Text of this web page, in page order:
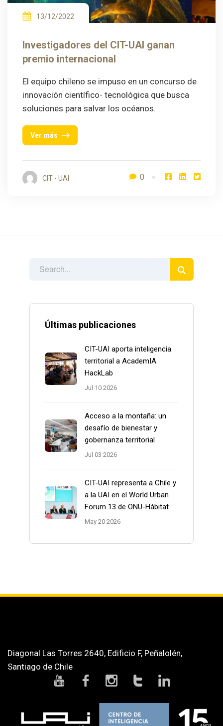
Últimas publicaciones
CIT-UAI aporta inteligencia
territorial a AcademIA
HackLab
Jul 10 2026
Acceso a la montaña: un
desafío de bienestar y
gobernanza territorial
Jul 03 2026
CIT-UAI representa a Chile y
a la UAI en el World Urban
Forum 13 de ONU-Hábitat
May 20 2026
13/12/2022
Investigadores del CIT-UAI ganan
premio internacional
El equipo chileno se impuso en un concurso de
innovación científico- tecnológica que busca
soluciones para salvar los océanos.
Ver más
CIT - UAI 0
Diagonal Las Torres 2640, Edificio F, Peñalolén,
Santiago de Chile